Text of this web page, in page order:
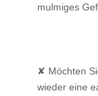
mulmiges
✘ Möchten
wieder eine